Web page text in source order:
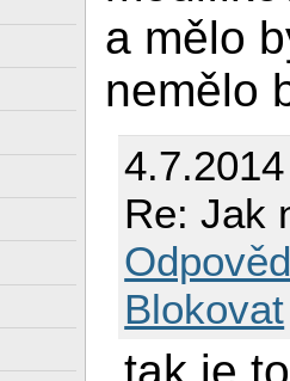
a mělo
nemělo
Re: Jak
Blokovat
tak je